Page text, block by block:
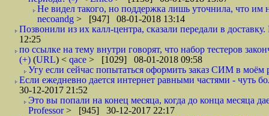
Не видел такого, но поддержка лишь уточнила, что
necoandg > [947] 08-01-2018 13:14
Позвонили из их калл-центра, сказали передали в
12:25
по ссылке на тему внутри говорят, что набор тестеров
(+) (URL) < qace > [1029] 08-01-2018 09:58
Угу если сейчас попытаться оформить заказ СИМ в моём
Если ежедневно дается интернет равными частями - чуть
30-12-2017 21:52
Это вы попали на конец месяца, когда до конца месяца
Professor> [945] 30-12-2017 22:17